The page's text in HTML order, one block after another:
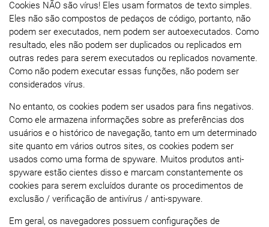
Cookies NÃO são vírus! Eles usam formatos de texto simples.
Eles não são compostos de pedaços de código, portanto, não
podem ser executados, nem podem ser autoexecutados. Como
resultado, eles não podem ser duplicados ou replicados em
outras redes para serem executados ou replicados novamente.
Como não podem executar essas funções, não podem ser
considerados vírus.
No entanto, os cookies podem ser usados ​​para fins negativos.
Como ele armazena informações sobre as preferências dos
usuários e o histórico de navegação, tanto em um determinado
site quanto em vários outros sites, os cookies podem ser
usados ​​como uma forma de spyware. Muitos produtos anti-
spyware estão cientes disso e marcam constantemente os
cookies para serem excluídos durante os procedimentos de
exclusão / verificação de antivírus / anti-spyware.
Em geral, os navegadores possuem configurações de